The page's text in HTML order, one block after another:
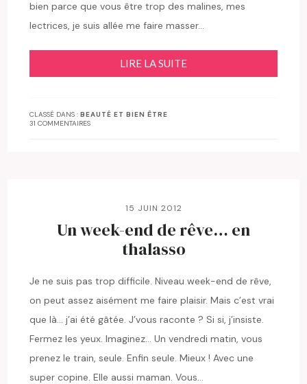
bien parce que vous être trop des malines, mes
lectrices, je suis allée me faire masser…
LIRE LA SUITE
CLASSÉ DANS :BEAUTÉ ET BIEN ÊTRE
31 COMMENTAIRES
15 JUIN 2012
Un week-end de rêve… en
thalasso
Je ne suis pas trop difficile. Niveau week-end de rêve,
on peut assez aisément me faire plaisir. Mais c’est vrai
que là… j’ai été gâtée. J’vous raconte ? Si si, j’insiste.
Fermez les yeux. Imaginez… Un vendredi matin, vous
prenez le train, seule. Enfin seule. Mieux ! Avec une
super copine. Elle aussi maman. Vous…